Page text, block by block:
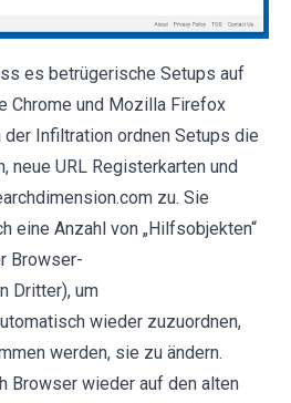
es betrügerische Setups auf
Chrome und Mozilla Firefox
der Infiltration ordnen Setups die
neue URL Registerkarten und
zu. Sie
eine Anzahl von „Hilfsobjekten“
Browser-
Dritter), um
wieder zuzuordnen,
werden, sie zu ändern.
Browser wieder auf den alten